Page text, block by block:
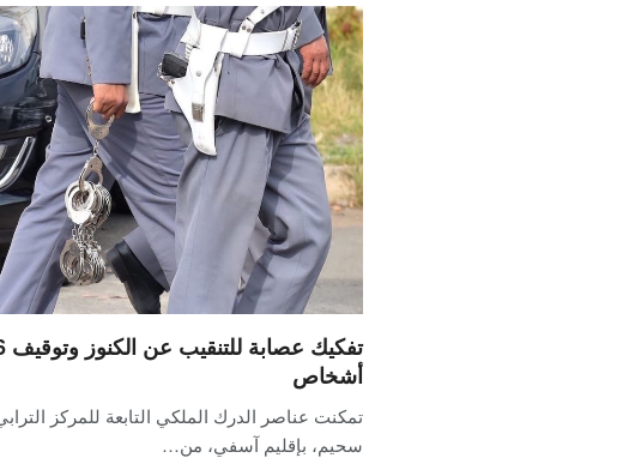
تفكيك
أشخاص
تمكنت عناصر الدرك الملكي التابعة للمركز
سحيم، بإقليم آسفي، من…